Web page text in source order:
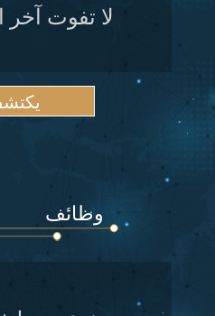
لا تفوت آخر
وظائف